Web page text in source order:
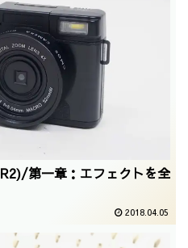
第一章：エフェクトを全
2018.04.05